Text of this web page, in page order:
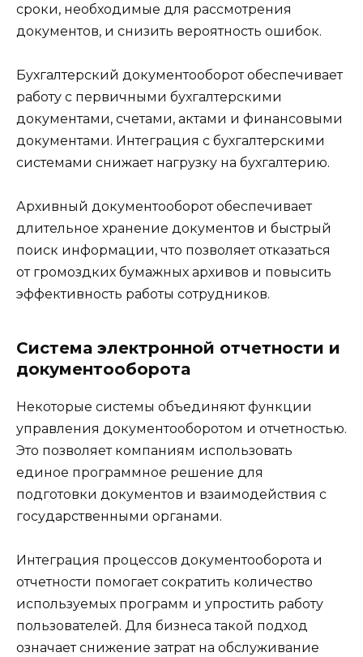
сроки, необходимые для рассмотрения
документов, и снизить вероятность ошибок.
Бухгалтерский документооборот обеспечивает
работу с первичными бухгалтерскими
документами, счетами, актами и финансовыми
документами. Интеграция с бухгалтерскими
системами снижает нагрузку на бухгалтерию.
Архивный документооборот обеспечивает
длительное хранение документов и быстрый
поиск информации, что позволяет отказаться
от громоздких бумажных архивов и повысить
эффективность работы сотрудников.
Система электронной отчетности и
документооборота
Некоторые системы объединяют функции
управления документооборотом и отчетностью.
Это позволяет компаниям использовать
единое программное решение для
подготовки документов и взаимодействия с
государственными органами.
Интеграция процессов документооборота и
отчетности помогает сократить количество
используемых программ и упростить работу
пользователей. Для бизнеса такой подход
означает снижение затрат на обслуживание